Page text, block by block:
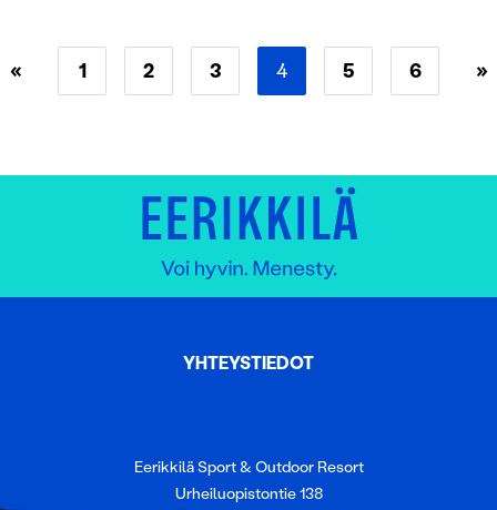
« 1 2 3 4 5 6 »
YHTEYSTIEDOT
Eerikkilä Sport & Outdoor Resort
Urheiluopistontie 138